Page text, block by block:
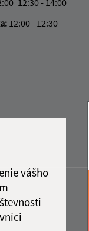
vášho
12:00 - 12:30